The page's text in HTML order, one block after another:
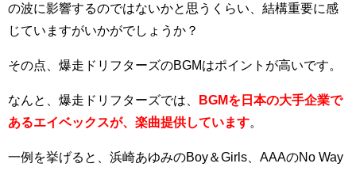
の波に影響するのではないかと思うくらい、結構重要に感
じていますがいかがでしょうか？
その点、爆走ドリフターズのBGMはポイントが高いです。
なんと、爆走ドリフターズでは、
BGMを日本の大手企業で
あるエイベックスが、楽曲提供しています
一例を挙げると、浜崎あゆみのBoy＆Girls、AAAのNo Way